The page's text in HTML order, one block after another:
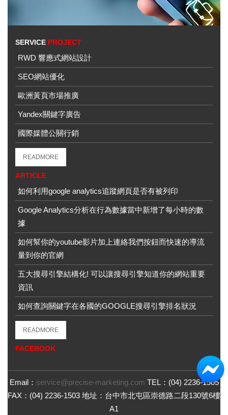
SERVICE PROJECT
RWD 響應式網站設計
SEO網站優化
歐洲黃頁市場推廣
Yandex關鍵字廣告
國際媒體公關行銷
READMORE
ARTICLE
如何利用google analytics追蹤網頁是否有被列印
Google Analytics分析在行為數據當中新增了每小時的數
據
如何幫你的youtube影片加上連絡我們按鈕而快速的導流
量到你的官網
五大搜尋引擎結構化! 可以讓搜尋引擎知道你的網站重要
資訊
如何查詢關鍵字在各國的GOOGLE搜尋引擎排名狀況
READMORE
FACEBOOK
Email： service@precise-marketing.com TEL： (04) 2236-1505
FAX： (04) 2236-1503 地址： 台中市北屯區崇德路二段130號6樓
A1